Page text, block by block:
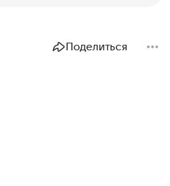
Поделиться